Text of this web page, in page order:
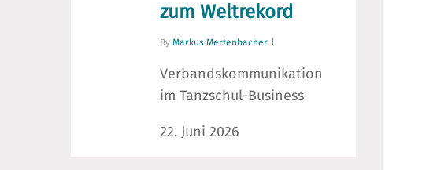
zum Weltrekord
By Markus Mertenbacher
Verbandskommunikation
im Tanzschul-Business
22. Juni 2026